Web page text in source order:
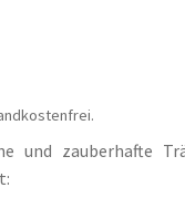
und zauberhafte